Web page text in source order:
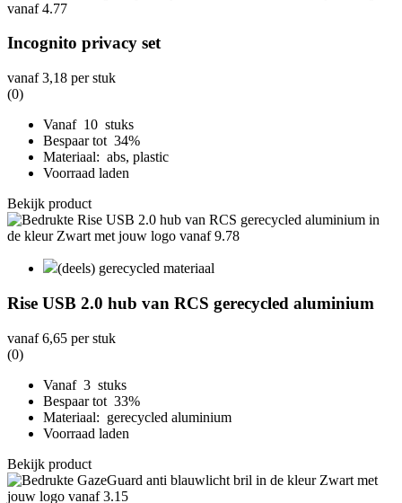
Incognito privacy set
vanaf3,18 per stuk
(0)
Vanaf 10 stuks
Bespaar tot 34%
Materiaal: abs, plastic
Voorraad laden
Bekijk product
(deels) gerecycled materiaal
Rise USB 2.0 hub van RCS gerecycled aluminium
vanaf6,65 per stuk
(0)
Vanaf 3 stuks
Bespaar tot 33%
Materiaal: gerecycled aluminium
Voorraad laden
Bekijk product